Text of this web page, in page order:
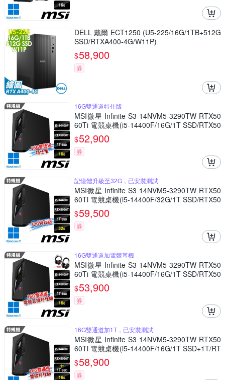
DELL 戴爾 ECT1250 (U5-225/16G/1TB+512G
SSD/RTXA400-4G/W11P)
$58,900
券
16G雙通道特仕版
MSI微星 Infinite S3 14NVM5-3290TW RTX50
60Ti 電競桌機(i5-14400F/16G/1T SSD/RTX50
60Ti-8G/Win11-16G雙通道特仕版)
$52,900
券
記憶體升級至32G，已安裝測試
MSI微星 Infinite S3 14NVM5-3290TW RTX50
60Ti 電競桌機(i5-14400F/32G/1T SSD/RTX50
60Ti-8G/Win11-32G特仕版)
$59,500
券
16G雙通道加電競耳機
MSI微星 Infinite S3 14NVM5-3290TW RTX50
60Ti 電競桌機(i5-14400F/16G/1T SSD/RTX50
60Ti-8G/W11-16G雙通道/電競耳機特仕版)
$53,900
券
16G雙通道加1T，已安裝測試
MSI微星 Infinite S3 14NVM5-3290TW RTX50
60Ti 電競桌機(i5-14400F/16G/1T SSD+1T/RT
X5060Ti-8G/W11-16G雙通道雙碟特仕版)
$58,900
券